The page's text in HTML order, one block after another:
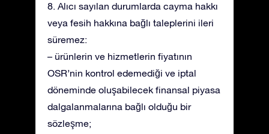
8. Alıcı sayılan durumlarda cayma hakkı
veya fesih hakkına bağlı taleplerini ileri
süremez:
– ürünlerin ve hizmetlerin fiyatının
OSR’nin kontrol edemediği ve iptal
döneminde oluşabilecek finansal piyasa
dalgalanmalarına bağlı olduğu bir
sözleşme;